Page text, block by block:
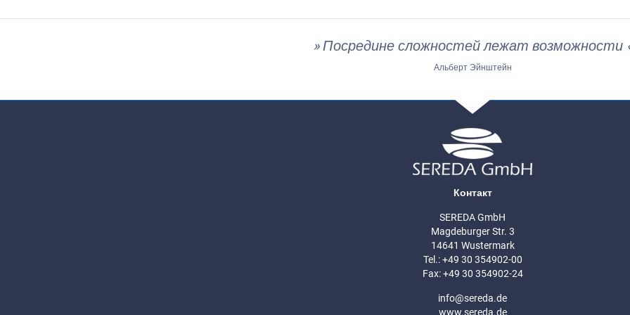
» Посредине сложностей лежат возможности
Альберт Эйнштейн
Контакт
SEREDA GmbH
Magdeburger Str. 3
14641 Wustermark
Tel.: +49 30 354902-00
Fax: +49 30 354902-24
info@sereda.de
www.sereda.de